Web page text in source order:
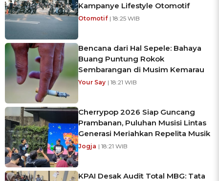
Kampanye Lifestyle Otomotif
Otomotif | 18:25 WIB
Bencana dari Hal Sepele: Bahaya
Buang Puntung Rokok
Sembarangan di Musim Kemarau
Your Say | 18:21 WIB
Cherrypop 2026 Siap Guncang
Prambanan, Puluhan Musisi Lintas
Generasi Meriahkan Repelita Musik
Jogja | 18:21 WIB
KPAI Desak Audit Total MBG: Tata